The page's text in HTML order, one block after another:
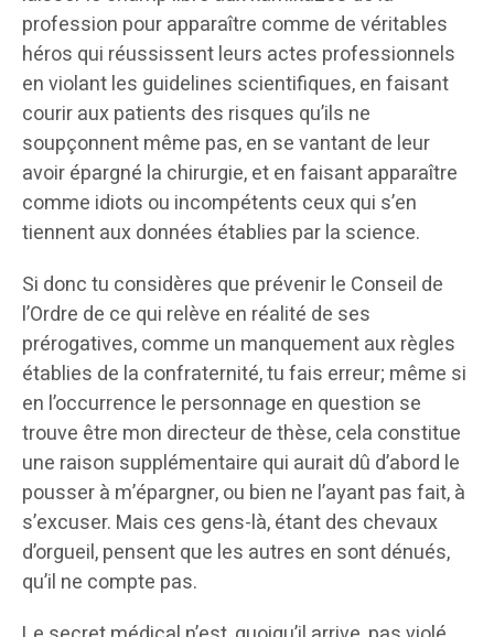
profession pour apparaître comme de véritables
héros qui réussissent leurs actes professionnels
en violant les guidelines scientifiques, en faisant
courir aux patients des risques qu’ils ne
soupçonnent même pas, en se vantant de leur
avoir épargné la chirurgie, et en faisant apparaître
comme idiots ou incompétents ceux qui s’en
tiennent aux données établies par la science.
Si donc tu considères que prévenir le Conseil de
l’Ordre de ce qui relève en réalité de ses
prérogatives, comme un manquement aux règles
établies de la confraternité, tu fais erreur; même si
en l’occurrence le personnage en question se
trouve être mon directeur de thèse, cela constitue
une raison supplémentaire qui aurait dû d’abord le
pousser à m’épargner, ou bien ne l’ayant pas fait, à
s’excuser. Mais ces gens-là, étant des chevaux
d’orgueil, pensent que les autres en sont dénués,
qu’il ne compte pas.